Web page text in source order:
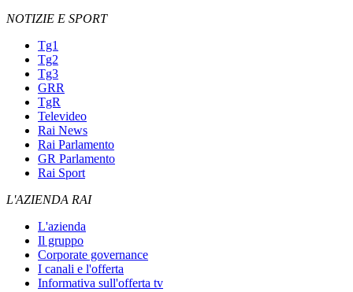
NOTIZIE E SPORT
Tg1
Tg2
Tg3
GRR
TgR
Televideo
Rai News
Rai Parlamento
GR Parlamento
Rai Sport
L'AZIENDA RAI
L'azienda
Il gruppo
Corporate governance
I canali e l'offerta
Informativa sull'offerta tv